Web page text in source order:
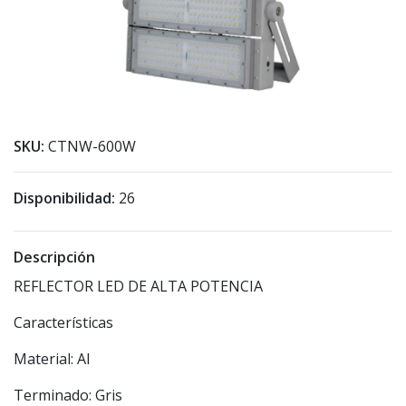
SKU: CTNW-600W
Disponibilidad: 26
Descripción
REFLECTOR LED DE ALTA POTENCIA
Características
Material: Al
Terminado: Gris